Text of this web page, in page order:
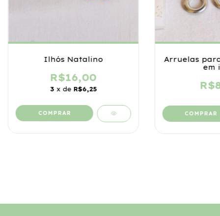
Ilhós Natalino
R$16,00
3 x de R$6,25
Arruelas
em